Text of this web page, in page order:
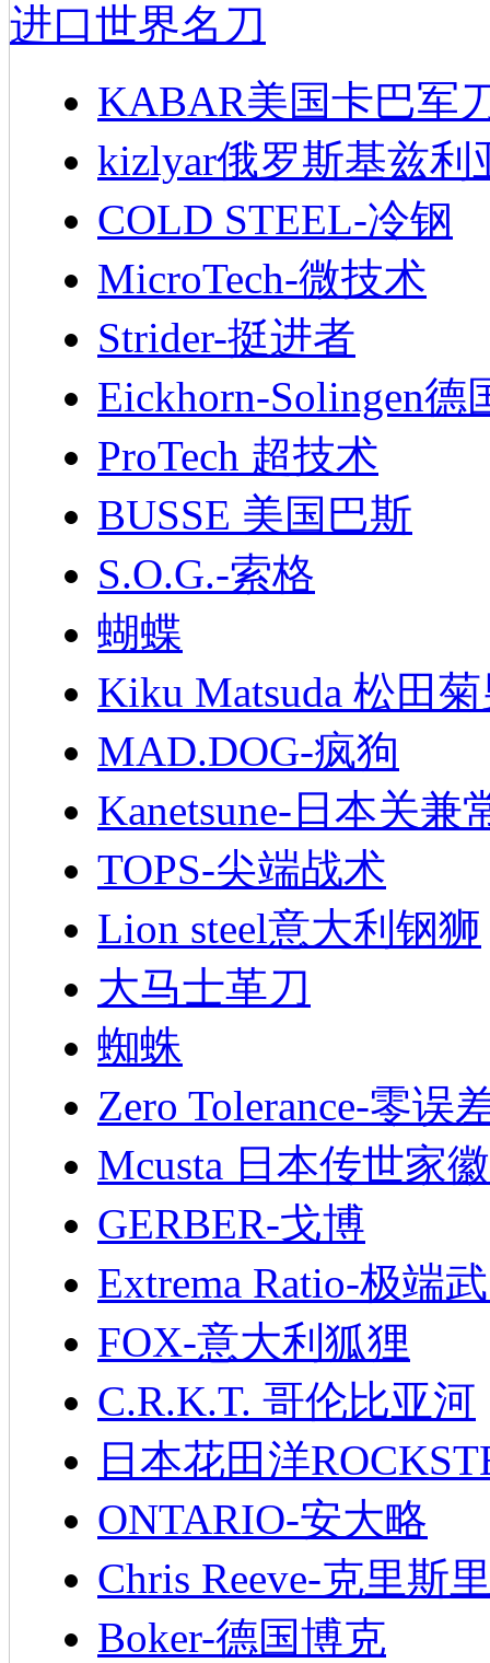
进口世界名刀
KABAR美国卡巴军
kizlyar俄罗斯基兹利
COLD STEEL-冷钢
MicroTech-微技术
Strider-挺进者
Eickhorn-Solingen德
ProTech 超技术
BUSSE 美国巴斯
S.O.G.-索格
蝴蝶
Kiku Matsuda 松田
MAD.DOG-疯狗
Kanetsune-日本关兼
TOPS-尖端战术
Lion steel意大利钢狮
大马士革刀
蜘蛛
Zero Tolerance-零误
Mcusta 日本传世家徽
GERBER-戈博
Extrema Ratio-极端
FOX-意大利狐狸
C.R.K.T. 哥伦比亚河
日本花田洋
ONTARIO-安大略
Chris Reeve-克里斯
Boker-德国博克